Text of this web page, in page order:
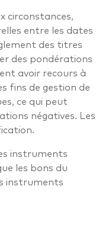
circonstances,
entre les dates
des titres
des pondérations
avoir recours à
fins de gestion de
ce qui peut
négatives. Les
instruments
les bons du
instruments